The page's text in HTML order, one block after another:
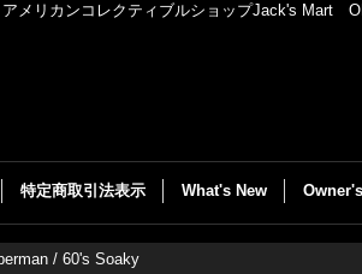
メリカンコレクティブルショップJack's Mart
特定商取引法表示 What's New
/ 60's Soaky